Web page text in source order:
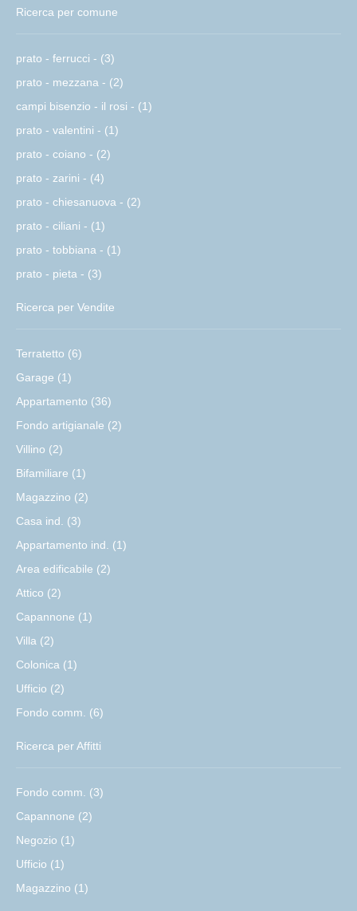
Ricerca per comune
prato - ferrucci - (3)
prato - mezzana - (2)
campi bisenzio - il rosi - (1)
prato - valentini - (1)
prato - coiano - (2)
prato - zarini - (4)
prato - chiesanuova - (2)
prato - ciliani - (1)
prato - tobbiana - (1)
prato - pieta - (3)
Ricerca per Vendite
Terratetto (6)
Garage (1)
Appartamento (36)
Fondo artigianale (2)
Villino (2)
Bifamiliare (1)
Magazzino (2)
Casa ind. (3)
Appartamento ind. (1)
Area edificabile (2)
Attico (2)
Capannone (1)
Villa (2)
Colonica (1)
Ufficio (2)
Fondo comm. (6)
Ricerca per Affitti
Fondo comm. (3)
Capannone (2)
Negozio (1)
Ufficio (1)
Magazzino (1)